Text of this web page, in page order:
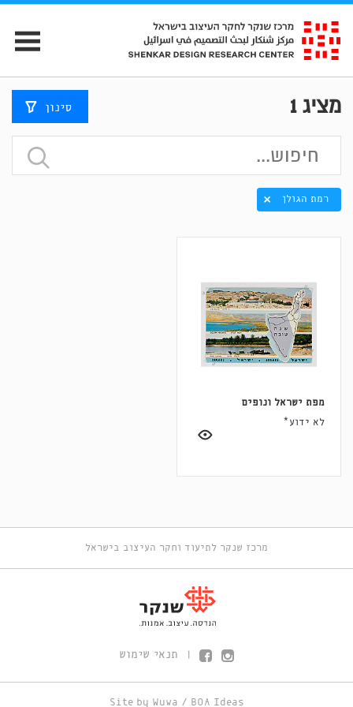
מציג1 סינון
רמת הגולן
מפת ישראל ונופים
לא ידוע*
מרכז שנקר לתיעוד וחקר העיצוב בישראל
תנאי שימוש
Site by Wuwa / BOA Ideas